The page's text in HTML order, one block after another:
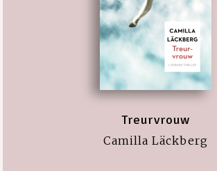
Treurvrouw
Camilla Läckberg